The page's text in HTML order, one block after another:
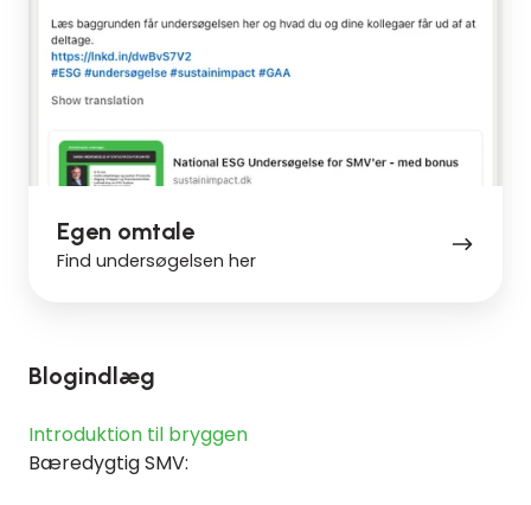
Egen omtale
Find undersøgelsen her
Blogindlæg
Introduktion til bryggen
Bæredygtig SMV: